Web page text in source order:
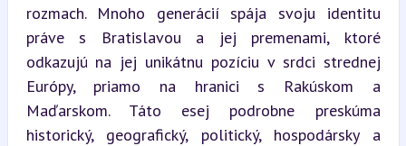
rozmach. Mnoho generácií spája svoju identitu
práve s Bratislavou a jej premenami, ktoré
odkazujú na jej unikátnu pozíciu v srdci strednej
Európy, priamo na hranici s Rakúskom a
Maďarskom. Táto esej podrobne preskúma
historický, geografický, politický, hospodársky a